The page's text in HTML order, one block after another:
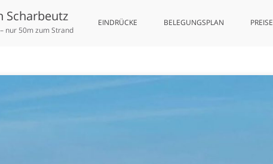
Scharbeutz
nur 50m zum Strand
EINDRÜCKE BELEGUNGSPLAN PREISE